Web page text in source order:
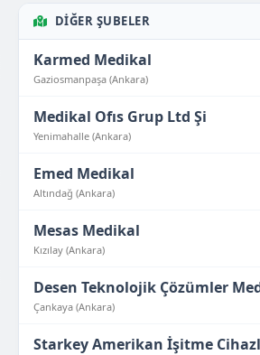
DIĞER ŞUBELER
Karmed Medikal
Gaziosmanpaşa (Ankara)
Medikal Ofıs Grup Ltd Şi
Yenimahalle (Ankara)
Emed Medikal
Altındağ (Ankara)
Mesas Medikal
Kızılay (Ankara)
Desen Teknolojik Çözümler
Çankaya (Ankara)
Starkey Amerikan İşitme